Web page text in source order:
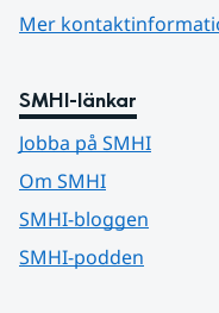
Mer
SMHI-länkar
Jobba på SMHI
Om SMHI
SMHI-bloggen
SMHI-podden